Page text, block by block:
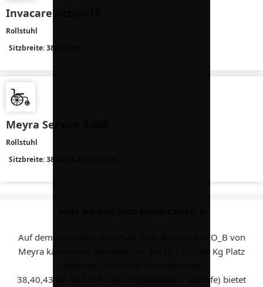
Invacare Action1R
Rollstuhl
Sitzbreite: 38-50,5 cm
Meyra Service 3.600
Rollstuhl
Sitzbreite: 38,40,43,45,48,51 cm
Auf dem manuellen Rollstuhl Dietz Rehab CANEO_B von
Meyra kann einen Benutzer von bis zu 130-140 Kg Platz
38,40,43,45,48,51x41/44cm (Sitzbreite x Sitztiefe) bietet